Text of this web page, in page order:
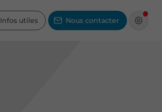
Infos utiles Nous contacter